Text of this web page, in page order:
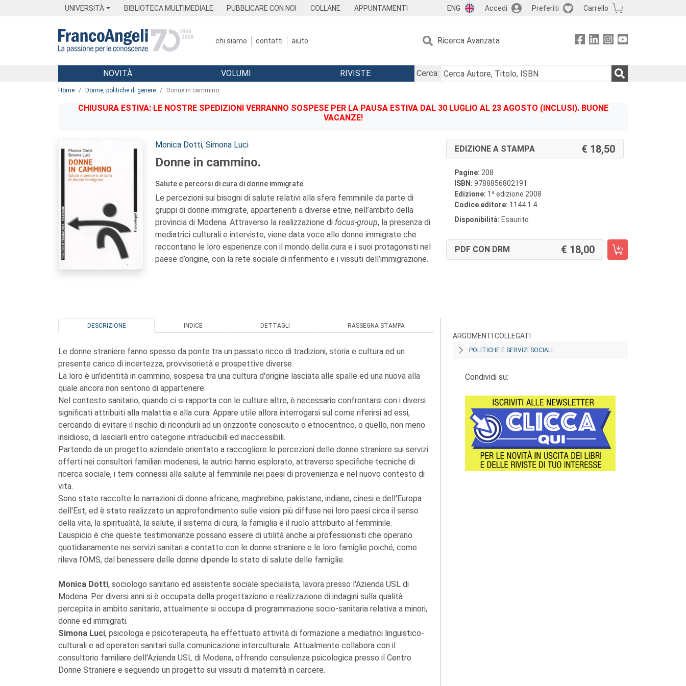
UNIVERSITÀ BIBLIOTECA MULTIMEDIALE PUBBLICARE CON NOI COLLANE APPUNTAMENTI ENG Accedi Preferiti Carrello
chi siamo contatti aiuto Ricerca Avanzata
Menu
NOVITÀ VOLUMI RIVISTE
Cerca:
Home Donne, politiche di genere Donne in cammino.
CHIUSURA ESTIVA: LE NOSTRE SPEDIZIONI VERRANNO SOSPESE PER LA PAUSA ESTIVA DAL 30 LUGLIO AL 23 AGOSTO (INCLUSI). BUONE
VACANZE!
Autori:
Monica Dotti, Simona Luci
Donne in cammino.
Salute e percorsi di cura di donne immigrate
Le percezioni sui bisogni di salute relativi alla sfera femminile da parte di
gruppi di donne immigrate, appartenenti a diverse etnie, nell’ambito della
provincia di Modena. Attraverso la realizzazione di focus-group, la presenza di
mediatrici culturali e interviste, viene data voce alle donne immigrate che
raccontano le loro esperienze con il mondo della cura e i suoi protagonisti nel
paese d’origine, con la rete sociale di riferimento e i vissuti dell’immigrazione.
EDIZIONE A STAMPA 18,50
Pagine: 208
ISBN: 9788856802191
Edizione: 1 a edizione 2008
Codice editore: 1144.1.4
Disponibilità: Esaurito
PDF CON DRM 18,00
DESCRIZIONE INDICE DETTAGLI RASSEGNA STAMPA
Le donne straniere fanno spesso da ponte tra un passato ricco di tradizioni, storia e cultura ed un
presente carico di incertezza, provvisorietà e prospettive diverse.
La loro è un'identità in cammino, sospesa tra una cultura d'origine lasciata alle spalle ed una nuova alla
quale ancora non sentono di appartenere.
Nel contesto sanitario, quando ci si rapporta con le culture altre, è necessario confrontarsi con i diversi
significati attribuiti alla malattia e alla cura. Appare utile allora interrogarsi sul come riferirsi ad essi,
cercando di evitare il rischio di ricondurli ad un orizzonte conosciuto o etnocentrico, o quello, non meno
insidioso, di lasciarli entro categorie intraducibili ed inaccessibili.
Partendo da un progetto aziendale orientato a raccogliere le percezioni delle donne straniere sui servizi
offerti nei consultori familiari modenesi, le autrici hanno esplorato, attraverso specifiche tecniche di
ricerca sociale, i temi connessi alla salute al femminile nei paesi di provenienza e nel nuovo contesto di
vita.
Sono state raccolte le narrazioni di donne africane, maghrebine, pakistane, indiane, cinesi e dell'Europa
dell'Est, ed è stato realizzato un approfondimento sulle visioni più diffuse nei loro paesi circa il senso
della vita, la spiritualità, la salute, il sistema di cura, la famiglia e il ruolo attribuito al femminile.
L'auspicio è che queste testimonianze possano essere di utilità anche ai professionisti che operano
quotidianamente nei servizi sanitari a contatto con le donne straniere e le loro famiglie poiché, come
rileva l'OMS, dal benessere delle donne dipende lo stato di salute delle famiglie.
Monica Dotti, sociologo sanitario ed assistente sociale specialista, lavora presso l'Azienda USL di
Modena. Per diversi anni si è occupata della progettazione e realizzazione di indagini sulla qualità
percepita in ambito sanitario, attualmente si occupa di programmazione socio-sanitaria relativa a minori,
donne ed immigrati.
Simona Luci, psicologa e psicoterapeuta, ha effettuato attività di formazione a mediatrici linguistico-
culturali e ad operatori sanitari sulla comunicazione interculturale. Attualmente collabora con il
consultorio familiare dell'Azienda USL di Modena, offrendo consulenza psicologica presso il Centro
Donne Straniere e seguendo un progetto sui vissuti di maternità in carcere.
ARGOMENTI COLLEGATI
POLITICHE E SERVIZI SOCIALI
Condividi su: